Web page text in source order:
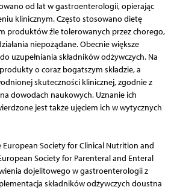
od lat w gastroenterologii, opierając
klinicznym. Często stosowano dietę
produktów źle tolerowanych przez chorego,
niepożądane. Obecnie większe
uzupełniania składników odżywczych. Na
o coraz bogatszym składzie, a
skuteczności klinicznej, zgodnie z
dowodach naukowych. Uznanie ich
jest także ujęciem ich w wytycznych
European Society for Clinical Nutrition and
Society for Parenteral and Enteral
dojelitowego w gastroenterologii z
składników odżywczych doustna